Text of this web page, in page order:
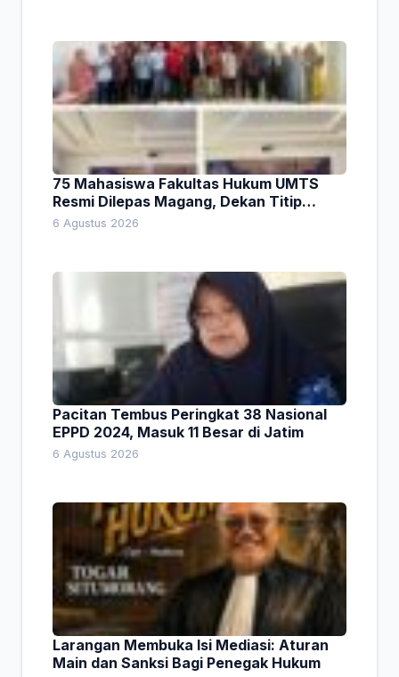
75 Mahasiswa Fakultas Hukum UMTS
Resmi Dilepas Magang, Dekan Titip
Empat Pesan Penting
6 Agustus 2026
Pacitan Tembus Peringkat 38 Nasional
EPPD 2024, Masuk 11 Besar di Jatim
6 Agustus 2026
Larangan Membuka Isi Mediasi: Aturan
Main dan Sanksi Bagi Penegak Hukum